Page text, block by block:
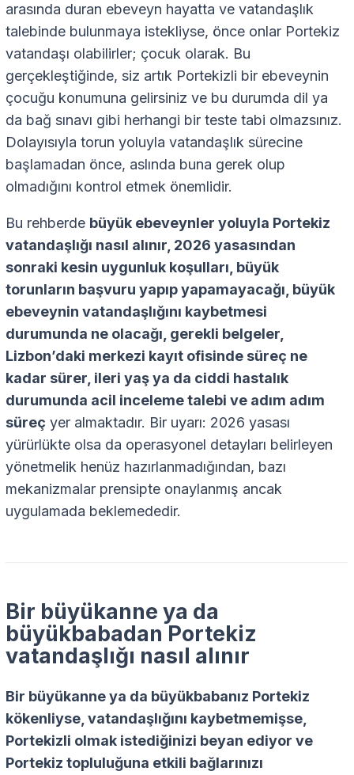
arasında duran ebeveyn hayatta ve vatandaşlık
talebinde bulunmaya istekliyse, önce onlar Portekiz
vatandaşı olabilirler; çocuk olarak. Bu
gerçekleştiğinde, siz artık Portekizli bir ebeveynin
çocuğu konumuna gelirsiniz ve bu durumda dil ya
da bağ sınavı gibi herhangi bir teste tabi olmazsınız.
Dolayısıyla torun yoluyla vatandaşlık sürecine
başlamadan önce, aslında buna gerek olup
olmadığını kontrol etmek önemlidir.
Bu rehberde büyük ebeveynler yoluyla Portekiz
vatandaşlığı nasıl alınır, 2026 yasasından
sonraki kesin uygunluk koşulları, büyük
torunların başvuru yapıp yapamayacağı, büyük
ebeveynin vatandaşlığını kaybetmesi
durumunda ne olacağı, gerekli belgeler,
Lizbon’daki merkezi kayıt ofisinde süreç ne
kadar sürer, ileri yaş ya da ciddi hastalık
durumunda acil inceleme talebi ve adım adım
süreç yer almaktadır. Bir uyarı: 2026 yasası
yürürlükte olsa da operasyonel detayları belirleyen
yönetmelik henüz hazırlanmadığından, bazı
mekanizmalar prensipte onaylanmış ancak
uygulamada beklemededir.
Bir büyükanne ya da
büyükbabadan Portekiz
vatandaşlığı nasıl alınır
Bir büyükanne ya da büyükbabanız Portekiz
kökenliyse, vatandaşlığını kaybetmemişse,
Portekizli olmak istediğinizi beyan ediyor ve
Portekiz topluluğuna etkili bağlarınızı